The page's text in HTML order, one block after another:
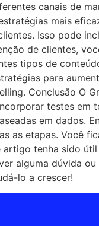
canais de
mais
Isso pode
de clientes,
tipos de
para
Conclusão O
testes
em dados.
as etapas. Você
tenha sido
alguma dúvida
lo a crescer!